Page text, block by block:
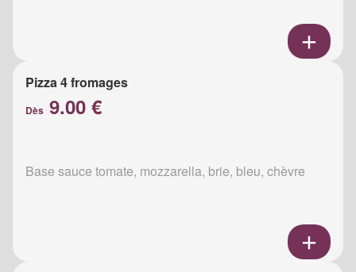
Pizza 4 fromages
Dès 9.00 €
Base sauce tomate, mozzarella, brie, bleu, chèvre